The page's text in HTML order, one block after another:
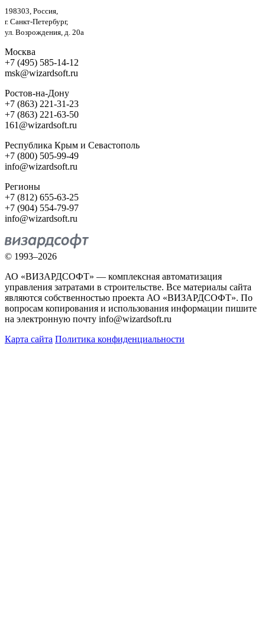
198303, Россия,
г. Санкт-Петербург,
ул. Возрождения, д. 20а
Москва
+7 (495) 585-14-12
msk@wizardsoft.ru
Ростов-на-Дону
+7 (863) 221-31-23
+7 (863) 221-63-50
161@wizardsoft.ru
Республика Крым и Севастополь
+7 (800) 505-99-49
info@wizardsoft.ru
Регионы
+7 (812) 655-63-25
+7 (904) 554-79-97
info@wizardsoft.ru
© 1993–2026
АО «ВИЗАРДСОФТ» — комплексная автоматизация
управления затратами в строительстве. Все материалы сайта
являются собственностью проекта АО «ВИЗАРДСОФТ». По
вопросам копирования и использования информации пишите
на электронную почту info@wizardsoft.ru
Карта сайта Политика конфиденциальности